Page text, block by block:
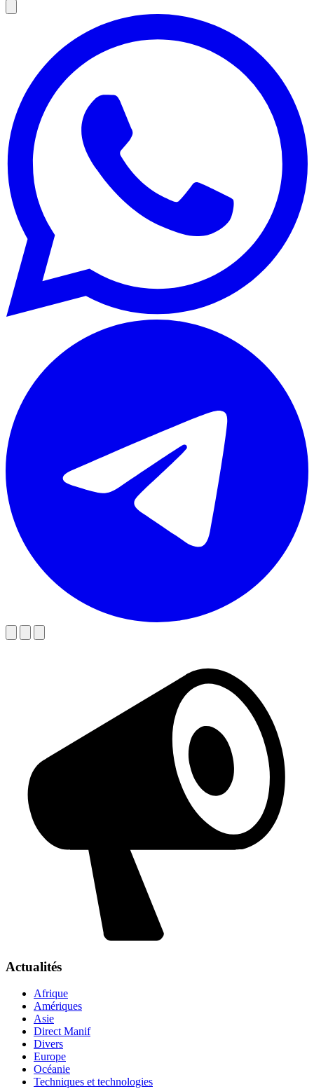
Actualités
Afrique
Amériques
Asie
Direct Manif
Divers
Europe
Océanie
Techniques et technologies